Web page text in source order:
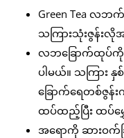
Green Tea လဘ
သကြားသုံးဇွန်းလို
လဘခြောက်ထုပ်ကို
ပါမယ်။ သကြား
ခြောက်ရေတစ်ဇွန်
ထပ်ထည့်ပြီး ထပ်မွှ
အရောကို ဆားဝက်ခ